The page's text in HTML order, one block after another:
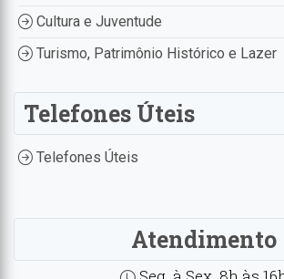
Cultura e Juventude
Turismo, Patrimônio Histórico e Lazer
Telefones Úteis
Telefones Úteis
Atendimento